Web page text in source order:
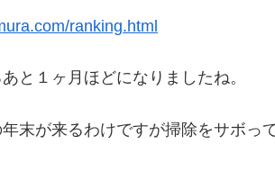
ranking.html
と１ヶ月ほどになりましたね。
末が来るわけですが掃除をサボっ